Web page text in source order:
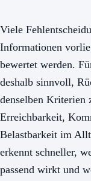
Viele
Informationen
bewertet werden.
deshalb sinnvoll,
denselben Kriterien
Erreichbarkeit,
Belastbarkeit im
erkennt schneller,
passend wirkt und